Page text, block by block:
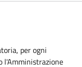
per ogni
l'Amministrazione